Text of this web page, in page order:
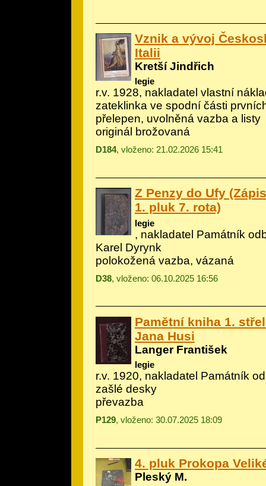
Vznik a vývoj
Italii
Kretší Jindřich
legie
r.v. 1928, nakladatel vlastní
zateklinka ve spodní části
přelepen, uvolněná vazba a listy
originál brožovaná
D184, vloženo: 21.02.2026 15:41
Z Penzy do Ufy
1. pluk 7. rota)
legie
, nakladatel Památník
Karel Dyrynk
polokožená vazba, vázaná
D38, vloženo: 06.10.2025 16:56
Pamětní kniha 1.
Jana Husi
Langer František
legie
r.v. 1920, nakladatel Památník
zašlé desky
převazba
P129, vloženo: 30.07.2025 18:09
4. pluk Prokopa
Pleský M.